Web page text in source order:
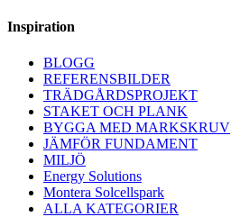
Inspiration
BLOGG
REFERENSBILDER
TRÄDGÅRDSPROJEKT
STAKET OCH PLANK
BYGGA MED MARKSKRUV
JÄMFÖR FUNDAMENT
MILJÖ
Energy Solutions
Montera Solcellspark
ALLA KATEGORIER